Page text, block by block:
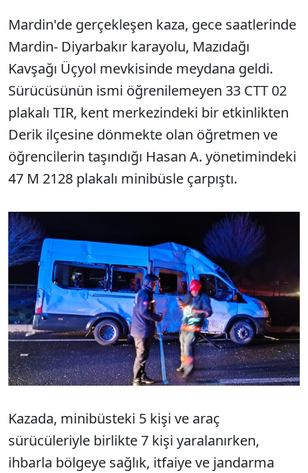
Mardin'de gerçekleşen kaza, gece saatlerinde
Mardin- Diyarbakır karayolu, Mazıdağı
Kavşağı Üçyol mevkisinde meydana geldi.
Sürücüsünün ismi öğrenilemeyen 33 CTT 02
plakalı TIR, kent merkezindeki bir etkinlikten
Derik ilçesine dönmekte olan öğretmen ve
öğrencilerin taşındığı Hasan A. yönetimindeki
47 M 2128 plakalı minibüsle çarpıştı.
Kazada, minibüsteki 5 kişi ve araç
sürücüleriyle birlikte 7 kişi yaralanırken,
ihbarla bölgeye sağlık, itfaiye ve jandarma